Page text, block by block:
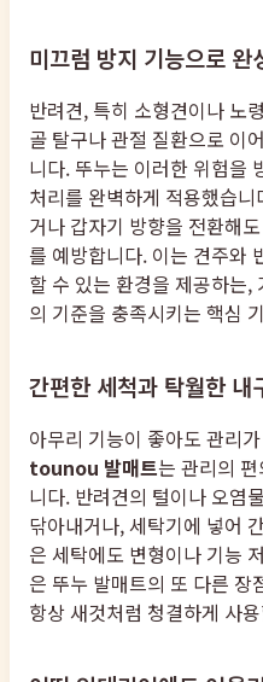
미끄럼 방지 기능으로 완
반려견, 특히 소형견이나 노
골 탈구나 관절 질환으로 이
니다. 뚜누는 이러한 위험을
처리를 완벽하게 적용했습
거나 갑자기 방향을 전환해
를 예방합니다. 이는 견주와
할 수 있는 환경을 제공하는,
의 기준을 충족시키는 핵심
간편한 세척과 탁월한 내
아무리 기능이 좋아도 관리
tounou 발매트는 관리의
니다. 반려견의 털이나 오염
닦아내거나, 세탁기에 넣어
은 세탁에도 변형이나 기능
은 뚜누 발매트의 또 다른 장
항상 새것처럼 청결하게 사